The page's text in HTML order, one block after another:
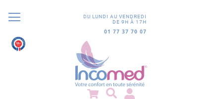
DU LUNDI AU VENDREDI
DE 9H À 17H
01 77 37 70 07
9.8/10
851 avis